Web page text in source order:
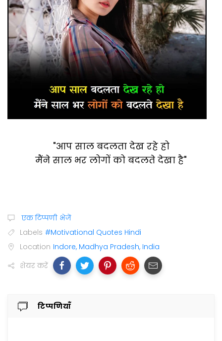
"आप साल बदलता देख रहे हो
मैंने साल भर लोगों को बदलते देखा है"
एक टिप्पणी भेजें
Labels #Motivational Quotes Hindi
Location Indore, Madhya Pradesh, India
शेयर करें
टिप्पणियाँ